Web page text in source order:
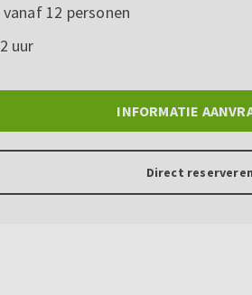
vanaf 12 personen
2 uur
INFORMATIE
Direct reserveren